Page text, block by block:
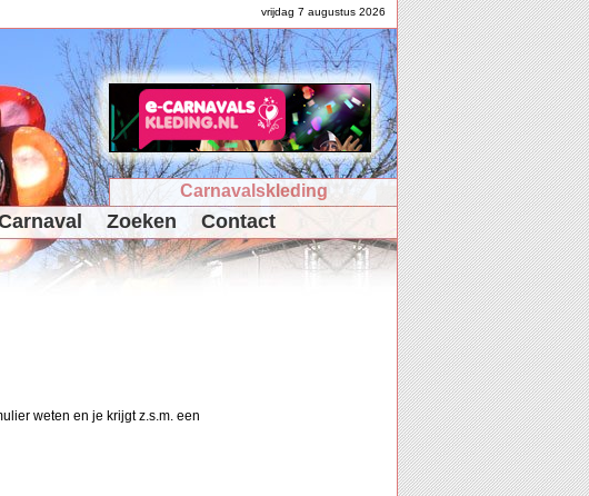
vrijdag 7 augustus 2026
Carnavalskleding
Zoeken Contact
weten en je krijgt z.s.m. een